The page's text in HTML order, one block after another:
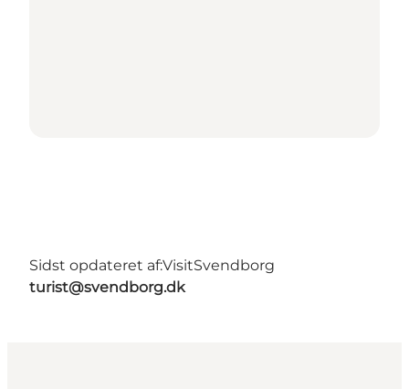
Sidst opdateret af:VisitSvendborg
turist@svendborg.dk